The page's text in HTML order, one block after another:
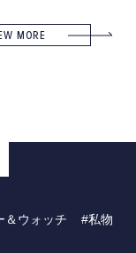
MORE
＆ウォッチ
私物